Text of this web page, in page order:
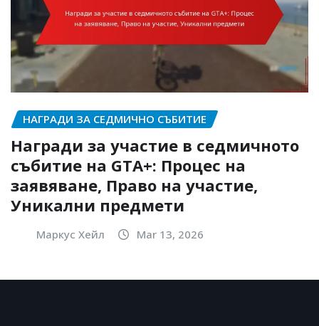
НАГРАДИ ЗА СЕДМИЧНО СЪБИТИЕ
Награди за участие в седмичното
събитие на GTA+: Процес на
заявяване, Право на участие,
Уникални предмети
Маркус Хейл Mar 13, 2026